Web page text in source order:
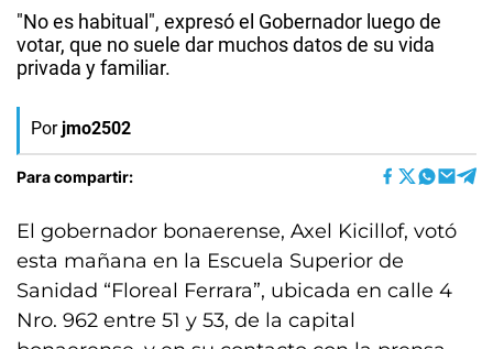
"No es habitual", expresó el Gobernador luego de
votar, que no suele dar muchos datos de su vida
privada y familiar.
Por jmo2502
Para compartir:
El gobernador bonaerense, Axel Kicillof, votó
esta mañana en la Escuela Superior de
Sanidad “Floreal Ferrara”, ubicada en calle 4
Nro. 962 entre 51 y 53, de la capital